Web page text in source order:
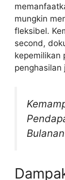
mungkin
fleksibel.
second,
kepemilikan
penghasilan